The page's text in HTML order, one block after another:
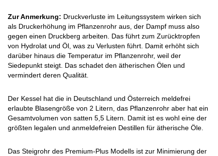
Zur Anmerkung: Druckverluste im Leitungssystem wirken sich
als Druckerhöhung im Pflanzenrohr aus, der Dampf muss also
gegen einen Druckberg arbeiten. Das führt zum Zurücktropfen
von Hydrolat und Öl, was zu Verlusten führt. Damit erhöht sich
darüber hinaus die Temperatur im Pflanzenrohr, weil der
Siedepunkt steigt. Das schadet den ätherischen Ölen und
vermindert deren Qualität.
Der Kessel hat die in Deutschland und Österreich meldefrei
erlaubte Blasengröße von 2 Litern, das Pflanzenrohr aber hat ein
Gesamtvolumen von satten 5,5 Litern. Damit ist es wohl eine der
größten legalen und anmeldefreien Destillen für ätherische Öle.
Das Steigrohr des Premium-Plus Modells ist zur Minimierung der